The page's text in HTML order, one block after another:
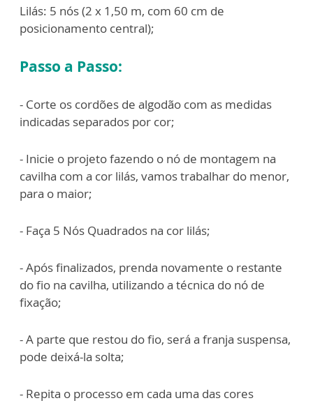
Lilás: 5 nós (2 x 1,50 m, com 60 cm de
posicionamento central);
Passo a Passo:
- Corte os cordões de algodão com as medidas
indicadas separados por cor;
- Inicie o projeto fazendo o nó de montagem na
cavilha com a cor lilás, vamos trabalhar do menor,
para o maior;
- Faça 5 Nós Quadrados na cor lilás;
- Após finalizados, prenda novamente o restante
do fio na cavilha, utilizando a técnica do nó de
fixação;
- A parte que restou do fio, será a franja suspensa,
pode deixá-la solta;
- Repita o processo em cada uma das cores